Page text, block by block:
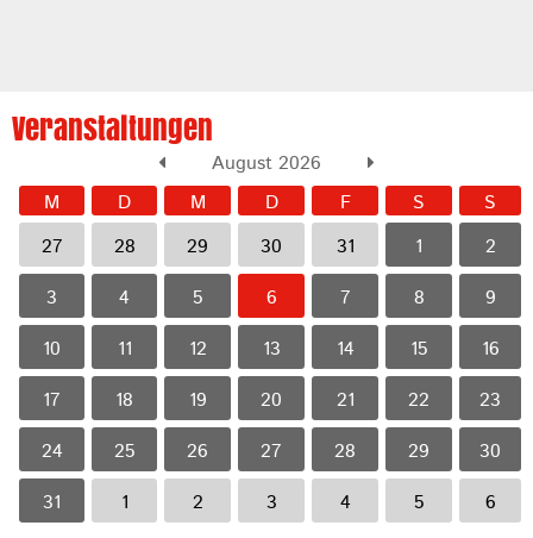
Veranstaltungen
August 2026
M D M D F S S
27 28 29 30 31 1 2
3 4 5 6 7 8 9
10 11 12 13 14 15 16
17 18 19 20 21 22 23
24 25 26 27 28 29 30
31 1 2 3 4 5 6